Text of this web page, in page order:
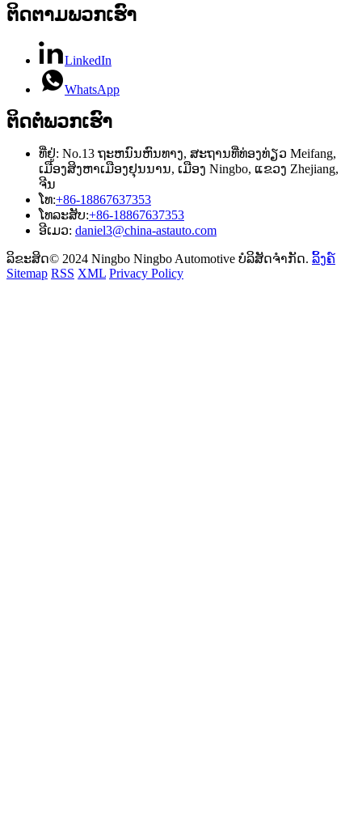
ຕິດ​ຕາມ​ພວກ​ເຮົາ
LinkedIn
WhatsApp
ຕິດ​ຕໍ່​ພວກ​ເຮົາ
ທີ່ຢູ່: No.13 ຖະຫນົນຫົນທາງ, ສະຖານທີ່ທ່ອງທ່ຽວ Meifang,
ເມືອງສິງຫາເມືອງຢຸນນານ, ເມືອງ Ningbo, ແຂວງ Zhejiang,
ຈີນ
ໂທ:+86-18867637353
ໂທລະສັບ:+86-18867637353
ອີເມວ: daniel3@china-astauto.com
ລິຂະສິດ© 2024 Ningbo Ningbo Automotive ບໍລິສັດຈໍາກັດ. ລິ້ງຄ໌
Sitemap RSS XML Privacy Policy